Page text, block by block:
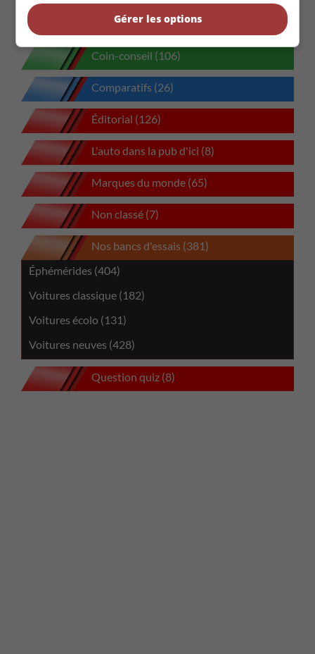
Biographie (21)
Coin-conseil (106)
Comparatifs (26)
Éditorial (126)
L'auto dans la pub d'ici (8)
Marques du monde (65)
Non classé (7)
Nos bancs d'essais (381)
Éphémérides (404)
Voitures classique (182)
Voitures écolo (131)
Voitures neuves (428)
Question quiz (8)
Gérer les options